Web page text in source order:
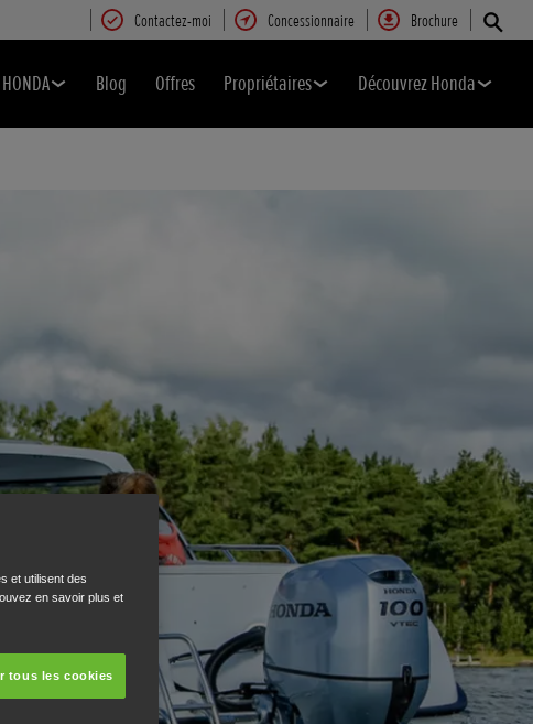
Contactez-moi Concessionnaire Brochure
Blog Offres Propriétaires Découvrez Honda
et utilisent des
en savoir plus et
tous les cookies